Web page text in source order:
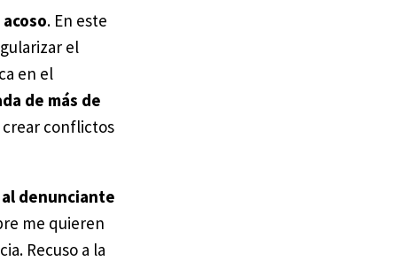
. En este
el
en el
de más de
crear conflictos
denunciante
me quieren
Recuso a la